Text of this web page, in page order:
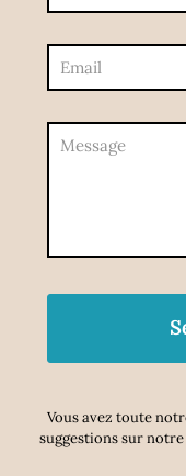
Vous avez toute
suggestions sur